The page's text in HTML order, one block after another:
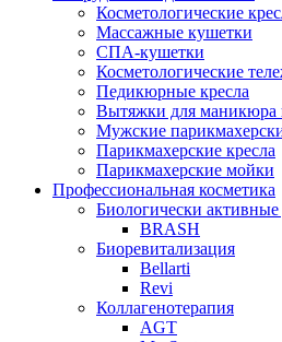
Косметологические
Массажные кушетки
СПА-кушетки
Косметологические
Педикюрные кресла
Вытяжки для маникюра
Мужские
Парикмахерские кресла
Парикмахерские мойки
Профессиональная косметика
Биологически активные
BRASH
Биоревитализация
Bellarti
Revi
Коллагенотерапия
AGT